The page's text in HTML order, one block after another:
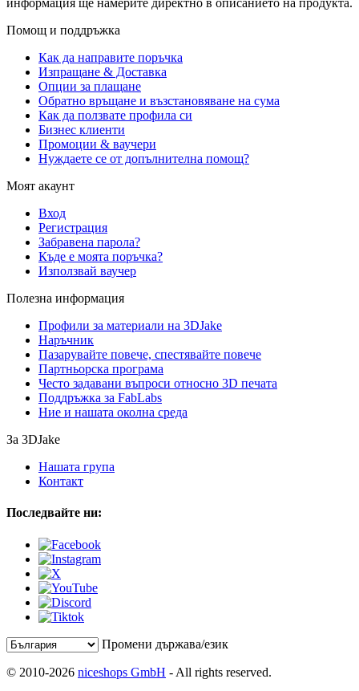
информация ще намерите директно в описанието на продукта.
Помощ и поддръжка
Как да направите поръчка
Изпращане & Доставка
Опции за плащане
Обратно връщане и възстановяване на сума
Как да ползвате профила си
Бизнес клиенти
Промоции & ваучери
Нуждаете се от допълнителна помощ?
Моят акаунт
Вход
Регистрация
Забравена парола?
Къде е моята поръчка?
Използвай ваучер
Полезна информация
Профили за материали на 3DJake
Наръчник
Пазарувайте повече, спестявайте повече
Партньорска програма
Често задавани въпроси относно 3D печата
Поддръжка за FabLabs
Ние и нашата околна среда
За 3DJake
Нашата група
Контакт
Последвайте ни:
Промени държава/език
© 2010-2026 niceshops GmbH - All rights reserved.